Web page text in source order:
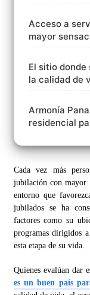
Acceso a
mayor
El sitio
la calidad de
Armonía
residencial
Cada vez más
jubilación con mayor
entorno que
jubilados se ha
factores como su
programas dirigidos
esta etapa de su vida.
Quienes evalúan dar
es un buen país